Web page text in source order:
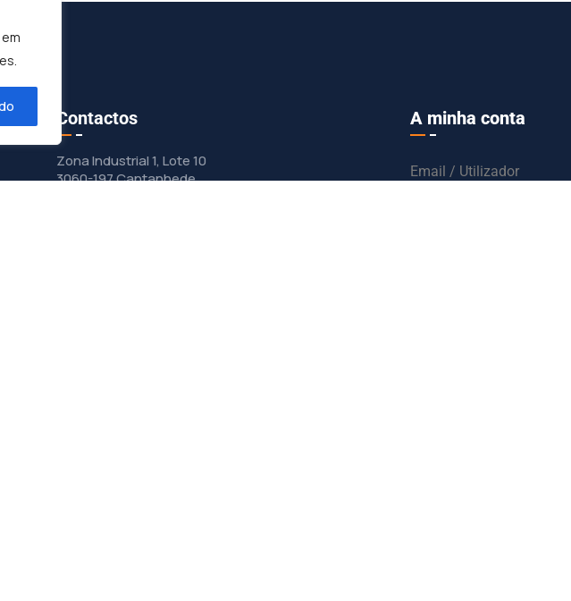
Contactos
Zona Industrial 1, Lote 10
3060-197 Cantanhede
A minha conta
Email / Utilizador